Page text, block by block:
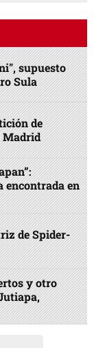
supuesto
Sula
de
Madrid
encontrada en
de Spider-
y otro